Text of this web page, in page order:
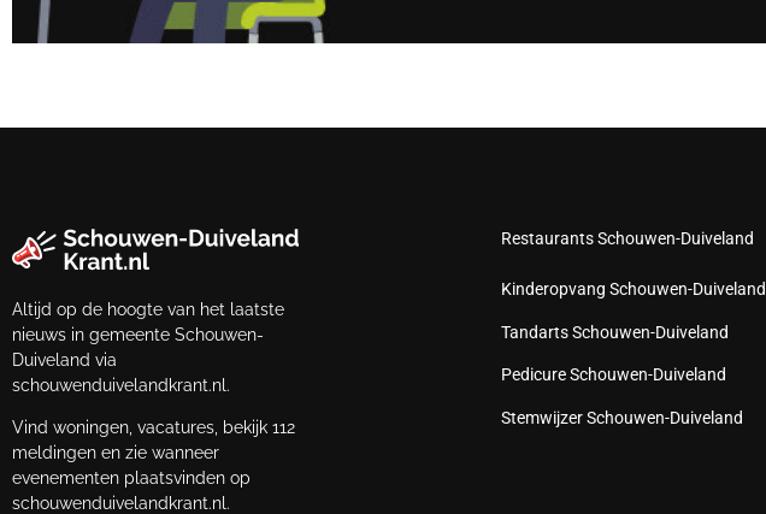
Altijd op de hoogte van het laatste
nieuws in gemeente Schouwen-
Duiveland via
schouwenduivelandkrant.nl.
Vind woningen, vacatures, bekijk 112
meldingen en zie wanneer
evenementen plaatsvinden op
schouwenduivelandkrant.nl.
Restaurants Schouwen-Duiveland
Kinderopvang Schouwen-Duiveland
Tandarts Schouwen-Duiveland
Pedicure Schouwen-Duiveland
Stemwijzer Schouwen-Duiveland